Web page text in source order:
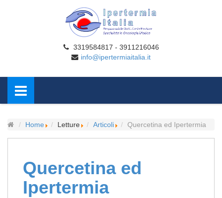
3319584817 - 3911216046
info@ipertermiaitalia.it
Home Letture Articoli Quercetina ed Ipertermia
Quercetina ed
Ipertermia